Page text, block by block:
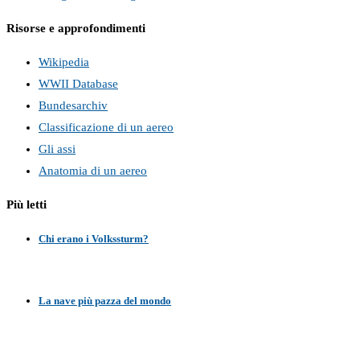
Risorse e approfondimenti
Wikipedia
WWII Database
Bundesarchiv
Classificazione di un aereo
Gli assi
Anatomia di un aereo
Più letti
Chi erano i Volkssturm?
La nave più pazza del mondo